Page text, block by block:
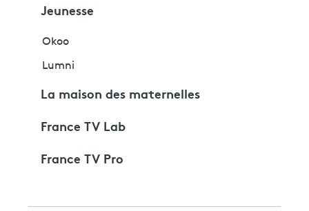
Jeunesse
Okoo
Lumni
La maison des maternelles
France TV Lab
France TV Pro